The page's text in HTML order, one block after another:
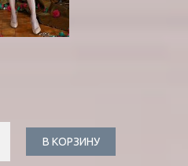
В КОРЗИНУ